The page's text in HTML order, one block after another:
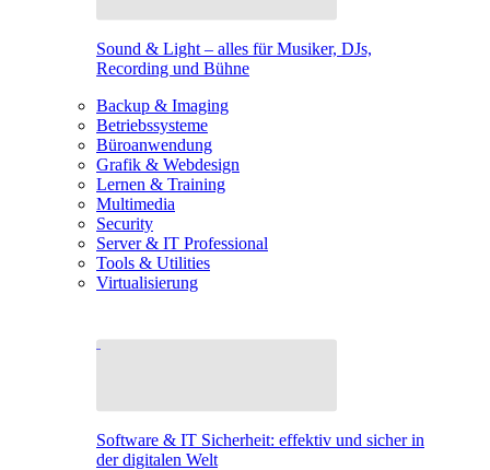
Sound & Light – alles für Musiker, DJs,
Recording und Bühne
Backup & Imaging
Betriebssysteme
Büroanwendung
Grafik & Webdesign
Lernen & Training
Multimedia
Security
Server & IT Professional
Tools & Utilities
Virtualisierung
Software & IT Sicherheit: effektiv und sicher in
der digitalen Welt